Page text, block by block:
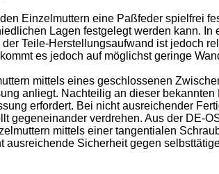
Einzelmuttern eine Paßfeder spielfrei
Lagen festgelegt werden kann.
Teile-Herstellungsaufwand ist jedoch
es jedoch auf möglichst geringe
mittels eines geschlossenen
anliegt. Nachteilig an dieser
erfordert. Bei nicht ausreichender
gegeneinander verdrehen. Aus der DE-
mittels einer tangentialen
Sicherheit gegen